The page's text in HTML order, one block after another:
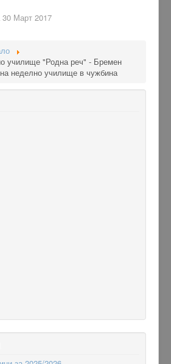
30 Март 2017
училище "Родна реч" - Бремен
неделно училище в чужбина